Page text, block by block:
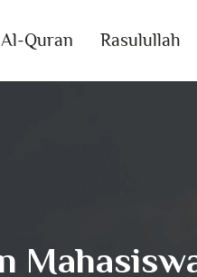
Al-Quran Rasulullah